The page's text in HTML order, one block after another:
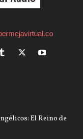
El Reino de